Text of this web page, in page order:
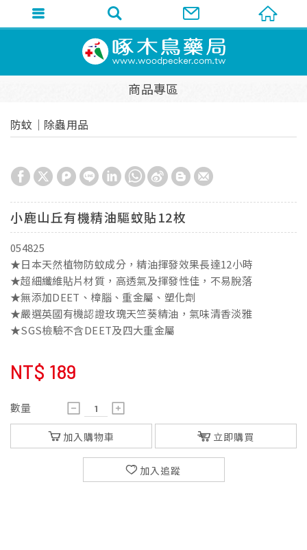
商品專區
防蚊│除蟲用品
小鹿山丘有機精油驅蚊貼12枚
054825
★日本天然植物防蚊成分，精油揮發效果長達12小時
★超細纖維貼片材質，高透氣及揮發性佳，不易脫落
★無添加DEET、樟腦、重金屬、塑化劑
★嚴選英國有機認證玫瑰天竺葵精油，氣味清香淡雅
★SGS檢驗不含DEET及四大重金屬
NT$ 189
數量
加入購物車 立即購買
加入追蹤